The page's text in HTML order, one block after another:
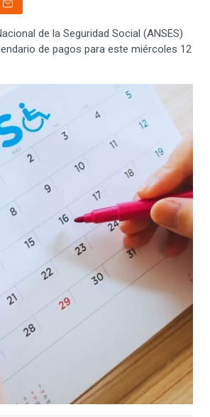
de la Seguridad Social (ANSES)
de pagos para este miércoles 12